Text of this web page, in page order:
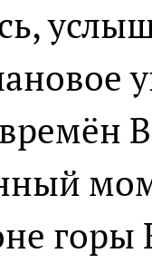
горы